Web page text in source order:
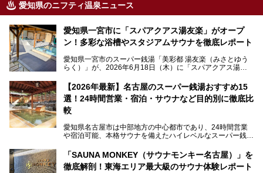
愛知県のニフティ温泉ニュース
愛知県一宮市に「スパアクアス湯友楽」がオープ
ン！多彩な浴槽やスタジアムサウナを徹底レポート
愛知県一宮市のスーパー銭湯「美彩都 湯友楽（みさとゆう
らく）」が、2026年6月18日（木）に「スパアクアス湯友
この地で30年にわたり愛され続けてきた施設だからこそ、
地元住民をはじめオープンを待ちわびている人も多いのでは
ないでしょうか。
老朽化した設備の補修を機に、2年前からじっくり構想を練
ってきたというだけあって、館内の充実度は想像以上。
以前の4倍に拡張したという露天エリアや10の浴槽、40人収
容の巨大なスタジアムサウナに、岩盤浴やリラクゼーション
までまるごと楽しめる施設に生まれ変わりました。
今回は、全面リニューアルして新しくなった「スパアクアス
【2026年最新】名古屋のスーパー銭湯おすすめ15
選！24時間営業・宿泊・サウナなど目的別に徹底比
較
愛知県名古屋市は中部地方の中心都市であり、24時間営業
や宿泊可能、本格サウナを備えたハイレベルなスーパー銭湯
そのため、「日々の仕事の疲れを心身ともにリセットした
い」「休日に時間を忘れて1日中ダラダラ過ごしたい」「コ
「SAUNA MONKEY（サウナモンキー名古屋）」を
徹底解剖！東海エリア最大級のサウナ体験レポート